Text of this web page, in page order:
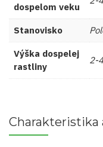
dospelom veku
Stanovisko
Výška dospelej
rastliny
2-
Charakteristika